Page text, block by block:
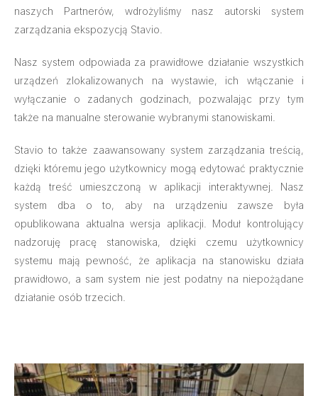
naszych Partnerów, wdrożyliśmy nasz autorski system
zarządzania ekspozycją Stavio.
Nasz system odpowiada za prawidłowe działanie wszystkich
urządzeń zlokalizowanych na wystawie, ich włączanie i
wyłączanie o zadanych godzinach, pozwalając przy tym
także na manualne sterowanie wybranymi stanowiskami.
Stavio to także zaawansowany system zarządzania treścią,
dzięki któremu jego użytkownicy mogą edytować praktycznie
każdą treść umieszczoną w aplikacji interaktywnej. Nasz
system dba o to, aby na urządzeniu zawsze była
opublikowana aktualna wersja aplikacji. Moduł kontrolujący
nadzoruję pracę stanowiska, dzięki czemu użytkownicy
systemu mają pewność, że aplikacja na stanowisku działa
prawidłowo, a sam system nie jest podatny na niepożądane
działanie osób trzecich.